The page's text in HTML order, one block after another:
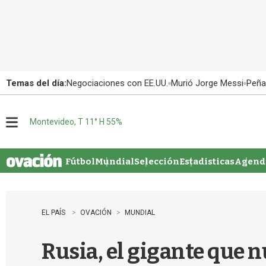
Temas del día:Negociaciones con EE.UU. Murió Jorge Messi
u
Montevideo, T 11° H 55%
FútbolMundialSelecciónEstadisticas
EL PAÍS OVACIÓN MUNDIAL
Rusia, el gigante que